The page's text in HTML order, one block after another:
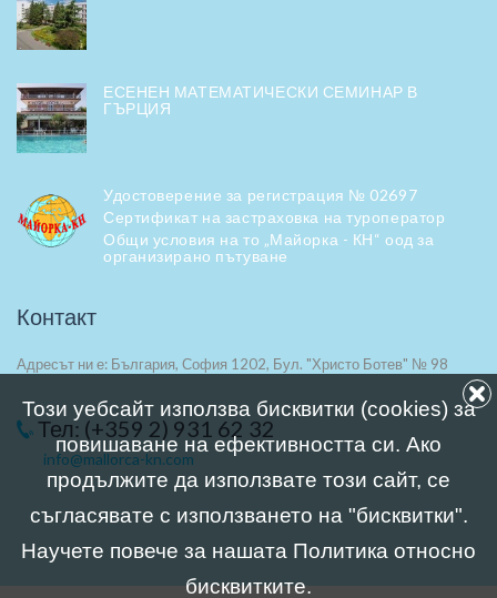
ЕСЕНЕН МАТЕМАТИЧЕСКИ СЕМИНАР В
ГЪРЦИЯ
Удостоверение за регистрация № 02697
Сертификат на застраховка на туроператор
Общи условия на то „Майорка - КН“ оод за
организирано пътуване
Контакт
Адресът ни е: България, София 1202, Бул. "Христо Ботев" № 98
Тел: (+359 2) 931 62 32
info@mallorca-kn.com
Този уебсайт използва бисквитки (cookies) за
повишаване на ефективността си. Ако
продължите да използвате този сайт, се
съгласявате с използването на "бисквитки".
Научете повече за нашата Политика относно
бисквитките.